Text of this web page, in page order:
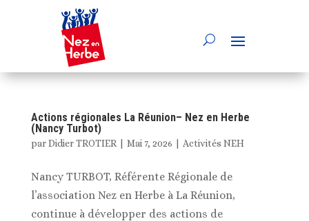
Actions régionales La Réunion– Nez en Herbe
(Nancy Turbot)
parDidier TROTIER Mai 7, 2026 Activités NEH
Nancy TURBOT, Référente Régionale de
l’association Nez en Herbe à La Réunion,
continue à développer des actions de